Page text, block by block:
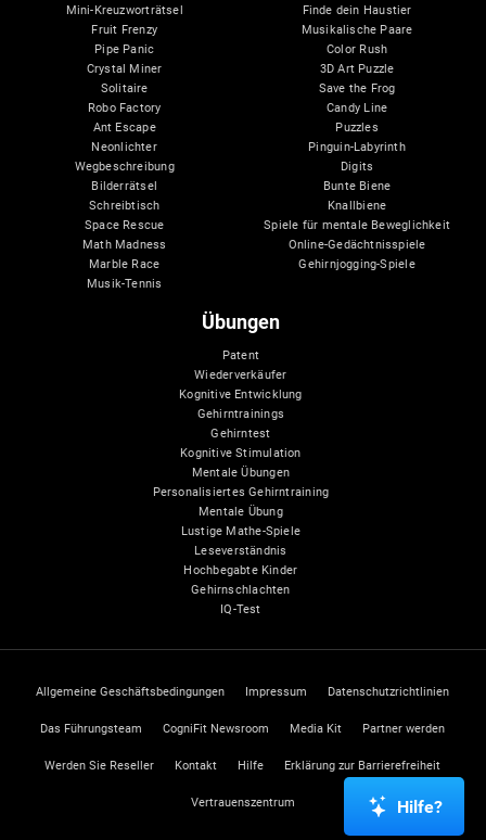
Mini-Kreuzworträtsel
Fruit Frenzy
Pipe Panic
Crystal Miner
Solitaire
Robo Factory
Ant Escape
Neonlichter
Wegbeschreibung
Bilderrätsel
Schreibtisch
Space Rescue
Math Madness
Marble Race
Musik-Tennis
Finde dein Haustier
Musikalische Paare
Color Rush
3D Art Puzzle
Save the Frog
Candy Line
Puzzles
Pinguin-Labyrinth
Digits
Bunte Biene
Knallbiene
Spiele für mentale Beweglichkeit
Online-Gedächtnisspiele
Gehirnjogging-Spiele
Übungen
Patent
Wiederverkäufer
Kognitive Entwicklung
Gehirntrainings
Gehirntest
Kognitive Stimulation
Mentale Übungen
Personalisiertes Gehirntraining
Mentale Übung
Lustige Mathe-Spiele
Leseverständnis
Hochbegabte Kinder
Gehirnschlachten
IQ-Test
Allgemeine Geschäftsbedingungen Impressum Datenschutzrichtlinien
Das Führungsteam CogniFit Newsroom Media Kit Partner werden
Werden Sie Reseller Kontakt Hilfe Erklärung zur Barrierefreiheit
Vertrauenszentrum Hilfe?